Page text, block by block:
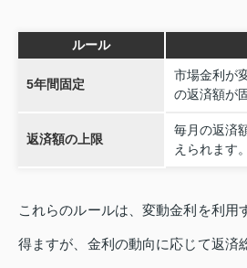
ルール
5年間固定
市場金利が
の返済額が
返済額の上限
毎月の返済
えられます。
これらのルールは、変動金利を利用
得ますが、金利の動向に応じて返済